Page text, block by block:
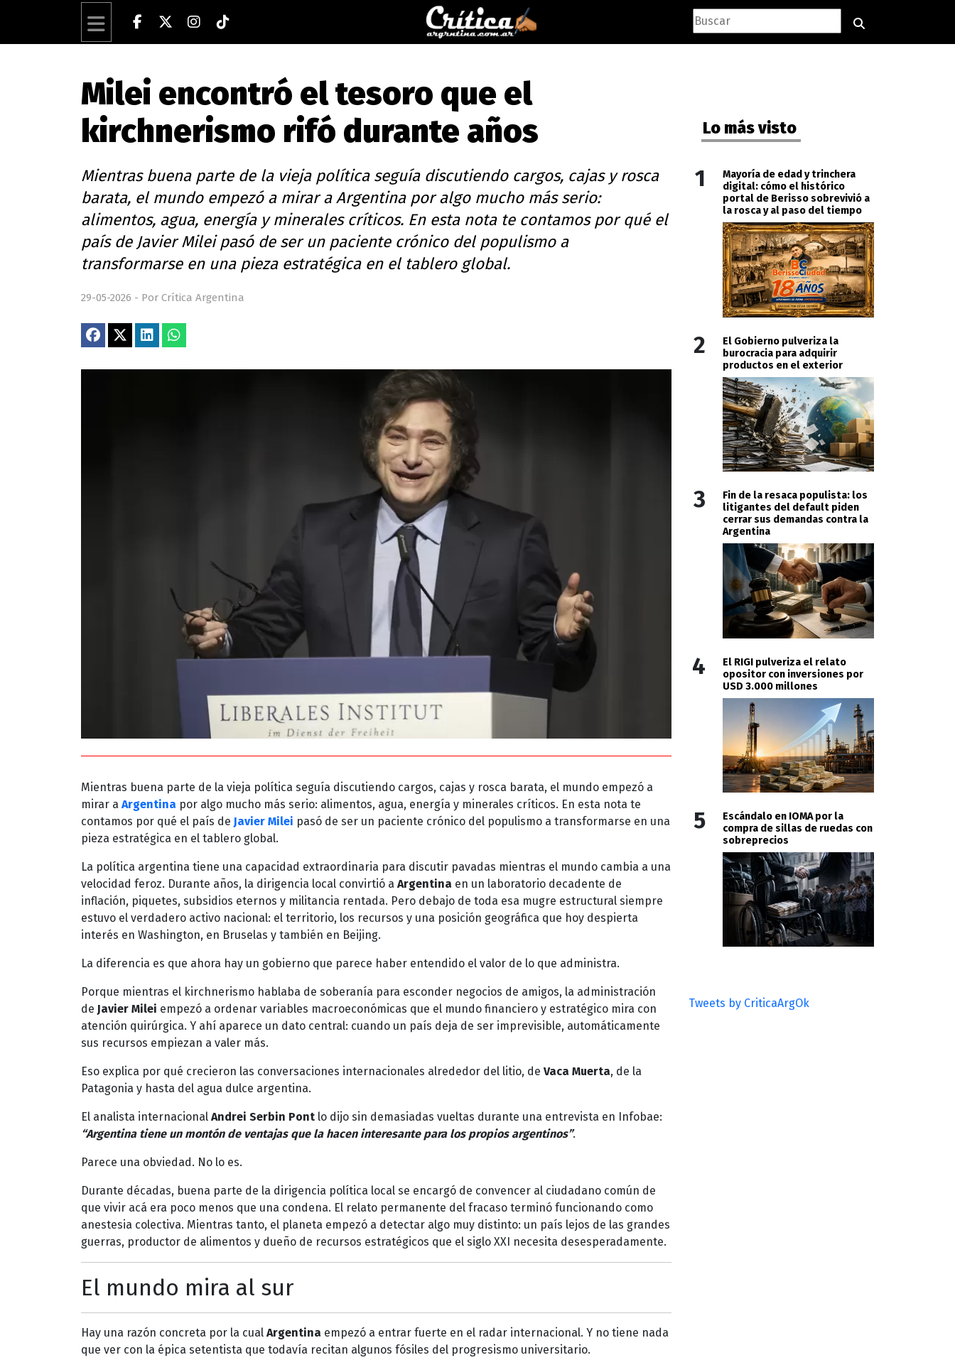
Milei encontró el tesoro que el
kirchnerismo rifó durante años
Mientras buena parte de la vieja política seguía discutiendo cargos, cajas y rosca
barata, el mundo empezó a mirar a Argentina por algo mucho más serio:
alimentos, agua, energía y minerales críticos. En esta nota te contamos por qué el
país de Javier Milei pasó de ser un paciente crónico del populismo a
transformarse en una pieza estratégica en el tablero global.
29-05-2026 - Por Crítica Argentina
Mientras buena parte de la vieja política seguía discutiendo cargos, cajas y rosca barata, el mundo empezó a
mirar a Argentina por algo mucho más serio: alimentos, agua, energía y minerales críticos. En esta nota te
contamos por qué el país de Javier Milei pasó de ser un paciente crónico del populismo a transformarse en una
pieza estratégica en el tablero global.
La política argentina tiene una capacidad extraordinaria para discutir pavadas mientras el mundo cambia a una
velocidad feroz. Durante años, la dirigencia local convirtió a Argentina en un laboratorio decadente de
inflación, piquetes, subsidios eternos y militancia rentada. Pero debajo de toda esa mugre estructural siempre
estuvo el verdadero activo nacional: el territorio, los recursos y una posición geográfica que hoy despierta
interés en Washington, en Bruselas y también en Beijing.
La diferencia es que ahora hay un gobierno que parece haber entendido el valor de lo que administra.
Porque mientras el kirchnerismo hablaba de soberanía para esconder negocios de amigos, la administración
de Javier Milei empezó a ordenar variables macroeconómicas que el mundo financiero y estratégico mira con
atención quirúrgica. Y ahí aparece un dato central: cuando un país deja de ser imprevisible, automáticamente
sus recursos empiezan a valer más.
Eso explica por qué crecieron las conversaciones internacionales alrededor del litio, de Vaca Muerta, de la
Patagonia y hasta del agua dulce argentina.
El analista internacional Andrei Serbin Pont lo dijo sin demasiadas vueltas durante una entrevista en Infobae:
“Argentina tiene un montón de ventajas que la hacen interesante para los propios argentinos”.
Parece una obviedad. No lo es.
Durante décadas, buena parte de la dirigencia política local se encargó de convencer al ciudadano común de
que vivir acá era poco menos que una condena. El relato permanente del fracaso terminó funcionando como
anestesia colectiva. Mientras tanto, el planeta empezó a detectar algo muy distinto: un país lejos de las grandes
guerras, productor de alimentos y dueño de recursos estratégicos que el siglo XXI necesita desesperadamente.
El mundo mira al sur
Hay una razón concreta por la cual Argentina empezó a entrar fuerte en el radar internacional. Y no tiene nada
que ver con la épica setentista que todavía recitan algunos fósiles del progresismo universitario.
Lo más visto
1
Mayoría de edad y trinchera
digital: cómo el histórico
portal de Berisso sobrevivió a
la rosca y al paso del tiempo
2
El Gobierno pulveriza la
burocracia para adquirir
productos en el exterior
3
Fin de la resaca populista: los
litigantes del default piden
cerrar sus demandas contra la
Argentina
4
El RIGI pulveriza el relato
opositor con inversiones por
USD 3.000 millones
5
Escándalo en IOMA por la
compra de sillas de ruedas con
sobreprecios
Tweets by CriticaArgOk